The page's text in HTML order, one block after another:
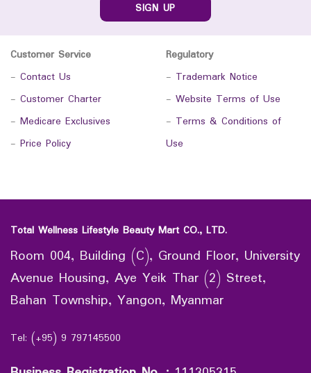
SIGN UP
Customer Service
- Contact Us
- Customer Charter
- Medicare Exclusives
- Price Policy
Regulatory
- Trademark Notice
- Website Terms of Use
- Terms & Conditions of
Use
Total Wellness Lifestyle Beauty Mart CO., LTD.
Room 004, Building (C), Ground Floor, University
Avenue Housing, Aye Yeik Thar (2) Street,
Bahan Township, Yangon, Myanmar
Tel: (+95) 9 797145500